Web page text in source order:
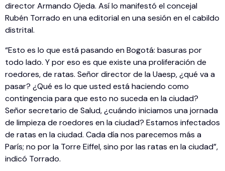
director Armando Ojeda. Así lo manifestó el concejal
Rubén Torrado en una editorial en una sesión en el cabildo
distrital.
“Esto es lo que está pasando en Bogotá: basuras por
todo lado. Y por eso es que existe una proliferación de
roedores, de ratas. Señor director de la Uaesp, ¿qué va a
pasar? ¿Qué es lo que usted está haciendo como
contingencia para que esto no suceda en la ciudad?
Señor secretario de Salud, ¿cuándo iniciamos una jornada
de limpieza de roedores en la ciudad? Estamos infectados
de ratas en la ciudad. Cada día nos parecemos más a
París; no por la Torre Eiffel, sino por las ratas en la ciudad”,
indicó Torrado.